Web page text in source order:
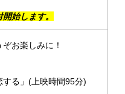
始します。
お楽しみに！
する」(上映時間95分)